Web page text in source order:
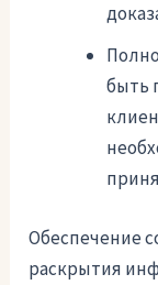
быть
Обеспечение
раскрытия